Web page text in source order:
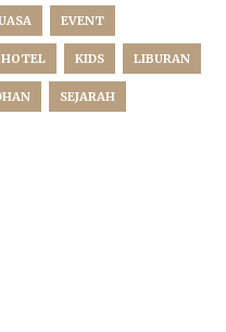
EVENT
HOTEL KIDS LIBURAN
SEJARAH